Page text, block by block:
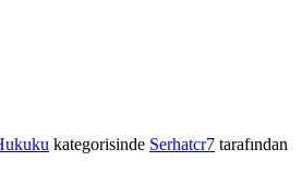
kategorisinde Serhatcr7 tarafından